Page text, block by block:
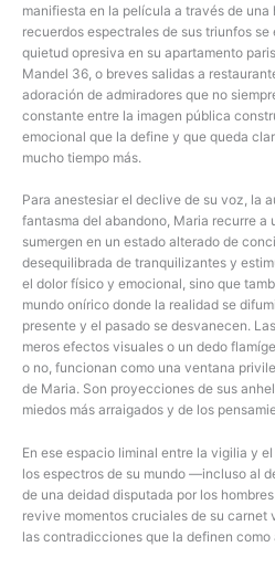
manifiesta en la película a través de
recuerdos espectrales de sus triunfos
quietud opresiva en su apartamento
Mandel 36, o breves salidas a
adoración de admiradores que no
constante entre la imagen pública
emocional que la define y que queda
mucho tiempo más.
Para anestesiar el declive de su voz, la
fantasma del abandono, Maria recurre a
sumergen en un estado alterado de
desequilibrada de tranquilizantes y
el dolor físico y emocional, sino que
mundo onírico donde la realidad se
presente y el pasado se desvanecen.
meros efectos visuales o un dedo
o no, funcionan como una ventana
de Maria. Son proyecciones de sus
miedos más arraigados y de los
En ese espacio liminal entre la vigilia y
los espectros de su mundo —incluso al
de una deidad disputada por los
revive momentos cruciales de su carnet
las contradicciones que la definen como